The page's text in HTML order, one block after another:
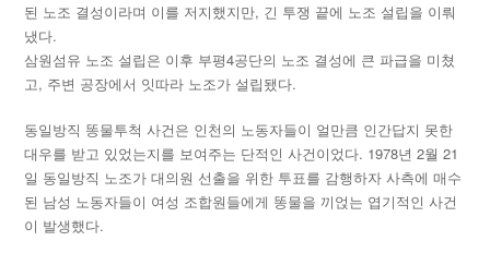
된 노조 결성이라며 이를 저지했지만, 긴 투쟁 끝에 노조 설립을 이뤄
냈다.
삼원섬유 노조 설립은 이후 부평4공단의 노조 결성에 큰 파급을 미쳤
고, 주변 공장에서 잇따라 노조가 설립됐다.
동일방직 똥물투척 사건은 인천의 노동자들이 얼만큼 인간답지 못한
대우를 받고 있었는지를 보여주는 단적인 사건이었다. 1978년 2월 21
일 동일방직 노조가 대의원 선출을 위한 투표를 감행하자 사측에 매수
된 남성 노동자들이 여성 조합원들에게 똥물을 끼얹는 엽기적인 사건
이 발생했다.